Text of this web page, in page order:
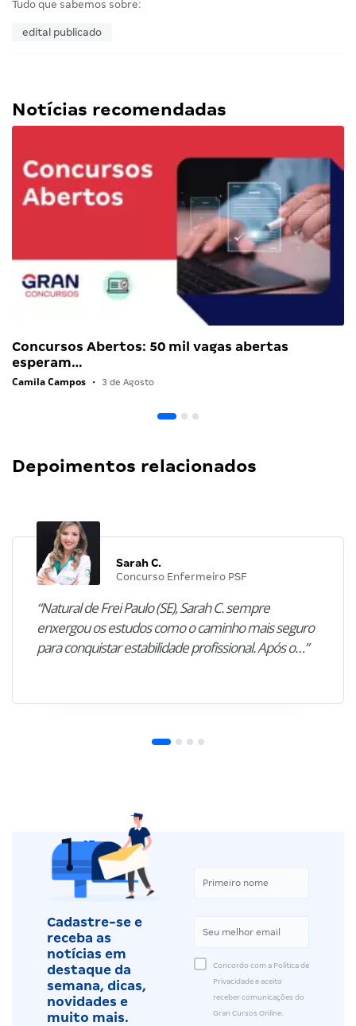
Tudo que sabemos sobre:
edital publicado
Notícias recomendadas
Concursos Abertos: 50 mil vagas abertas
esperam…
Camila Campos • 3 de Agosto
Depoimentos relacionados
Sarah C.
Concurso Enfermeiro PSF
“Natural de Frei Paulo (SE), Sarah C. sempre
enxergou os estudos como o caminho mais seguro
para conquistar estabilidade profissional. Após o…”
Cadastre-se e
receba as
notícias em
destaque da
semana, dicas,
novidades e
muito mais.
Concordo com a Política de
Privacidade e aceito
receber comunicações do
Gran Cursos Online.